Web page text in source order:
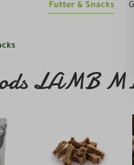
Futter & Snacks
LAMB